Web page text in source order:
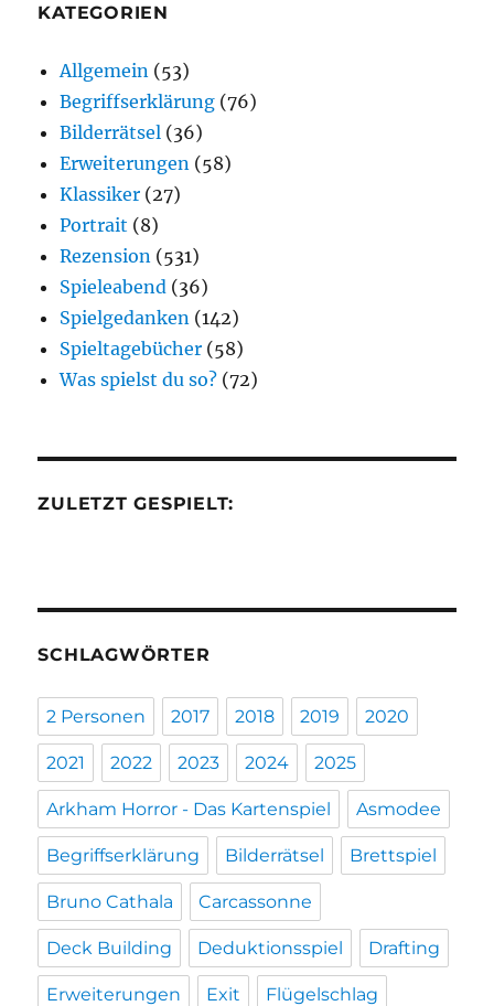
KATEGORIEN
Allgemein (53)
Begriffserklärung (76)
Bilderrätsel (36)
Erweiterungen (58)
Klassiker (27)
Portrait (8)
Rezension (531)
Spieleabend (36)
Spielgedanken (142)
Spieltagebücher (58)
Was spielst du so? (72)
ZULETZT GESPIELT:
SCHLAGWÖRTER
2 Personen 2017 2018 2019 2020
2021 2022 2023 2024 2025
Arkham Horror - Das Kartenspiel Asmodee
Begriffserklärung Bilderrätsel Brettspiel
Bruno Cathala Carcassonne
Deck Building Deduktionsspiel Drafting
Erweiterungen Exit Flügelschlag